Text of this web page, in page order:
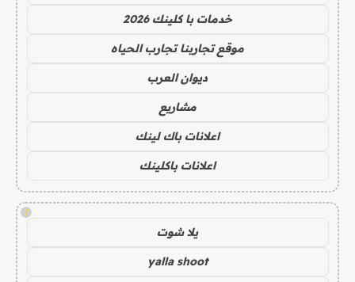
خدمات با كلينك 2026
موقع تجاربنا تجارب الحياه
ديوان العرب
مشاريع
اعلانات باك لينك
اعلانات باكلينك
!
يلا شوت
yalla shoot